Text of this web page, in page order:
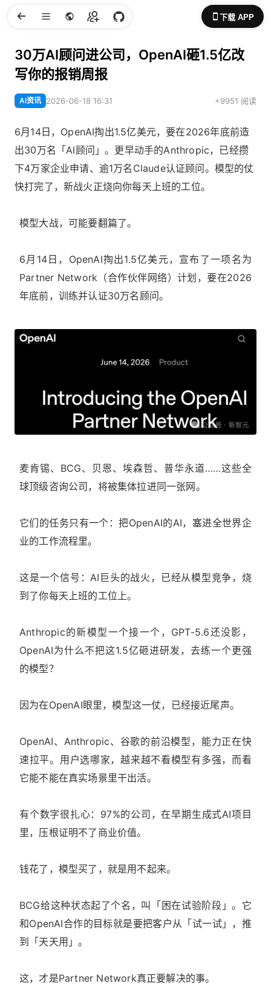
下载 APP
30万AI顾问进公司，OpenAI砸1.5亿改
写你的报销周报
AI资讯 2026-06-18 16:31 +9951 阅读
6月14日，OpenAI掏出1.5亿美元，要在2026年底前造
出30万名「AI顾问」。更早动手的Anthropic，已经攒
下4万家企业申请、逾1万名Claude认证顾问。模型的仗
快打完了，新战火正烧向你每天上班的工位。
模型大战，可能要翻篇了。
6月14日，OpenAI掏出1.5亿美元，宣布了一项名为
Partner Network（合作伙伴网络）计划，要在2026
年底前，训练并认证30万名顾问。
麦肯锡、BCG、贝恩、埃森哲、普华永道……这些全
球顶级咨询公司，将被集体拉进同一张网。
它们的任务只有一个：把OpenAI的AI，塞进全世界企
业的工作流程里。
这是一个信号：AI巨头的战火，已经从模型竞争，烧
到了你每天上班的工位上。
Anthropic的新模型一个接一个，GPT-5.6还没影，
OpenAI为什么不把这1.5亿砸进研发，去练一个更强
的模型？
因为在OpenAI眼里，模型这一仗，已经接近尾声。
OpenAI、Anthropic、谷歌的前沿模型，能力正在快
速拉平。用户选哪家，越来越不看模型有多强，而看
它能不能在真实场景里干出活。
有个数字很扎心：97%的公司，在早期生成式AI项目
里，压根证明不了商业价值。
钱花了，模型买了，就是用不起来。
BCG给这种状态起了个名，叫「困在试验阶段」。它
和OpenAI合作的目标就是要把客户从「试一试」，推
到「天天用」。
这，才是Partner Network真正要解决的事。